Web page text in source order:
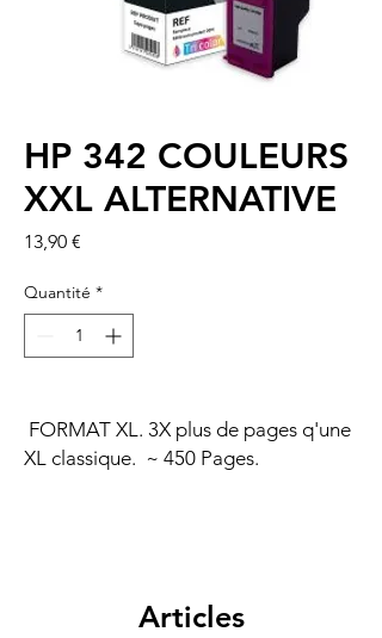
HP 342 COULEURS
XXL ALTERNATIVE
13,90 €
Quantité *
FORMAT XL. 3X plus de pages q'une
XL classique. ~ 450 Pages.
Articles